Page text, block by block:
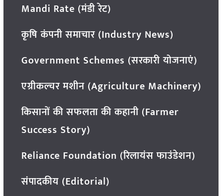
Mandi Rate (मंडी रेट)
कृषि कंपनी समाचार (Industry News)
Government Schemes (सरकारी योजनाएं)
एग्रीकल्चर मशीन (Agriculture Machinery)
किसानों की सफलता की कहानी (Farmer
Success Story)
Reliance Foundation (रिलायंस फाउंडेशन)
संपादकीय (Editorial)